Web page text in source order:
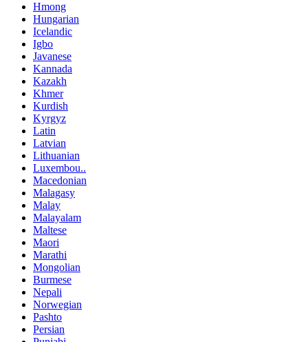
Hmong
Hungarian
Icelandic
Igbo
Javanese
Kannada
Kazakh
Khmer
Kurdish
Kyrgyz
Latin
Latvian
Lithuanian
Luxembou..
Macedonian
Malagasy
Malay
Malayalam
Maltese
Maori
Marathi
Mongolian
Burmese
Nepali
Norwegian
Pashto
Persian